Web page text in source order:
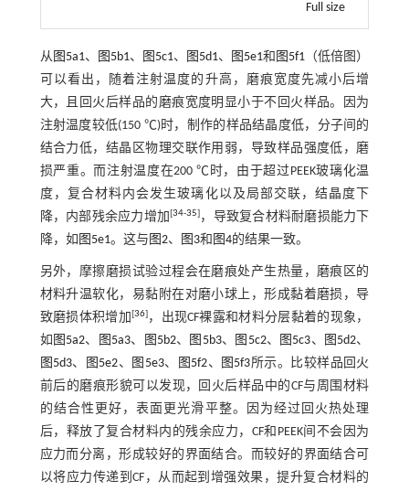
Full size
从图5a1、 图5b1、 图5c1、 图5d1、 图5e1和 图5f1 （低倍图）
可以看出，随着注射温度的升高，磨痕宽度先减小后增
大，且回火后样品的磨痕宽度明显小于不回火样品。因为
注射温度较低(150 ℃)时，制作的样品结晶度低，分子间的
结合力低，结晶区物理交联作用弱，导致样品强度低，磨
损严重。而注射温度在200 ℃时，由于超过PEEK玻璃化温
度，复合材料内会发生玻璃化以及局部交联，结晶度下
降，内部残余应力增加[34-35] ，导致复合材料耐磨损能力下
降，如 图5e1。这与 图2、 图3和 图4的结果一致。
另外，摩擦磨损试验过程会在磨痕处产生热量，磨痕区的
材料升温软化，易黏附在对磨小球上，形成黏着磨损，导
致磨损体积增加 [36]，出现CF裸露和材料分层黏着的现象，
如 图5a2、 图5a3、 图5b2、 图5b3、 图5c2、 图5c3、 图5d2、
图5d3、 图5e2、 图5e3、 图5f2、 图5f3所示。比较样品回火
前后的磨痕形貌可以发现，回火后样品中的CF与周围材料
的结合性更好，表面更光滑平整。因为经过回火热处理
后，释放了复合材料内的残余应力，CF和PEEK间不会因为
应力而分离，形成较好的界面结合。而较好的界面结合可
以将应力传递到CF，从而起到增强效果，提升复合材料的